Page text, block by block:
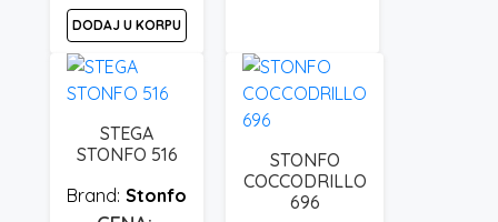
DODAJ U KORPU
STEGA
STONFO 516
Stonfo
STONFO
COCCODRILLO
696